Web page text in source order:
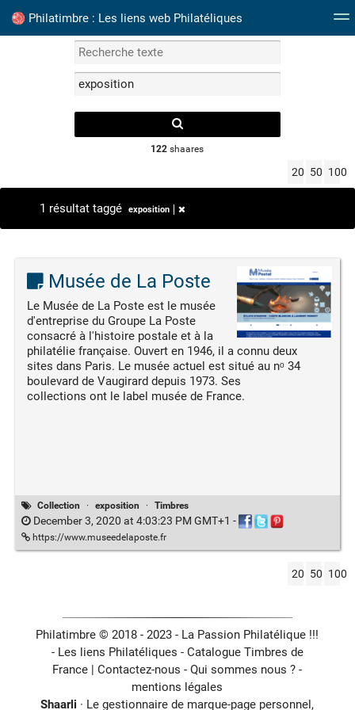
Philatimbre : Les liens web Philatéliques
Mots clefs Catalogue Timbres France
122 shaares
20 50 100
1 résultat taggé exposition
Musée de La Poste
Le Musée de La Poste est le musée
d'entreprise du Groupe La Poste
consacré à l'histoire postale et à la
philatélie française. Ouvert en 1946, il a connu deux
sites dans Paris. Le musée actuel est situé au nᵒ 34
boulevard de Vaugirard depuis 1973. Ses
collections ont le label musée de France.
Collection · exposition · Timbres
December 3, 2020 at 4:03:23 PM GMT+1 -
https://www.museedelaposte.fr
20 50 100
Philatimbre © 2018 - 2023 - La Passion Philatélique !!!
- Les liens Philatéliques - Catalogue Timbres de
France |Contactez-nous -Qui sommes nous ? -
mentions légales
Shaarli · Le gestionnaire de marque-page personnel,